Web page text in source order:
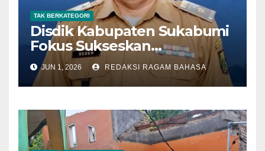
TAK BERKATEGORI
Disdik Kabupaten Sukabumi
Fokus Sukseskan
Pelaksanaan SPMB SMP
Tahun 2026
JUN 1, 2026 REDAKSI RAGAM BAHASA